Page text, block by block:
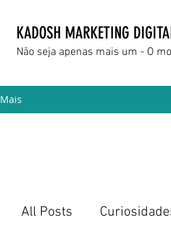
KADOSH MARKETING
Não seja apenas mais um - O
Mais
All Posts